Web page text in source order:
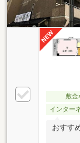
敷金
インター
おすす